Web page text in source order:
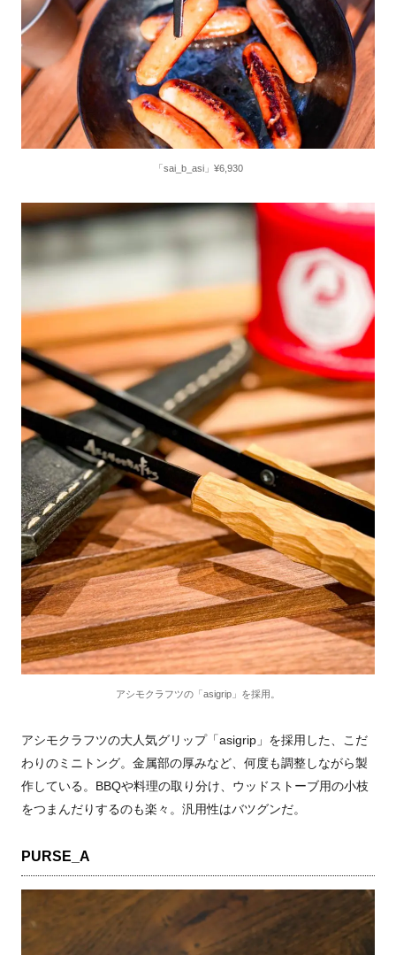
「sai_b_asi」¥6,930
アシモクラフツの「asigrip」を採用。
アシモクラフツの大人気グリップ「asigrip 」を採用した、こだ
わりのミニトング。金属部の厚みなど、何度も調整しながら製
作している。 BBQや料理の取り分け、ウッドストーブ用の小枝
をつまんだりするのも楽々。汎用性はバツグンだ。
PURSE_A